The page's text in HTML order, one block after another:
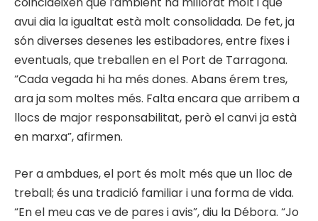
avui dia la igualtat està molt consolidada. De fet, ja
són diverses desenes les estibadores, entre fixes i
eventuals, que treballen en el Port de Tarragona.
“Cada vegada hi ha més dones. Abans érem tres,
ara ja som moltes més. Falta encara que arribem a
llocs de major responsabilitat, però el canvi ja està
en marxa”, afirmen.
Per a ambdues, el port és molt més que un lloc de
treball; és una tradició familiar i una forma de vida.
“En el meu cas ve de pares i avis”, diu la Débora. “Jo